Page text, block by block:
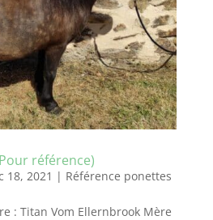
référence)
18, 2021 | Référence ponettes
: Titan Vom Ellernbrook Mère